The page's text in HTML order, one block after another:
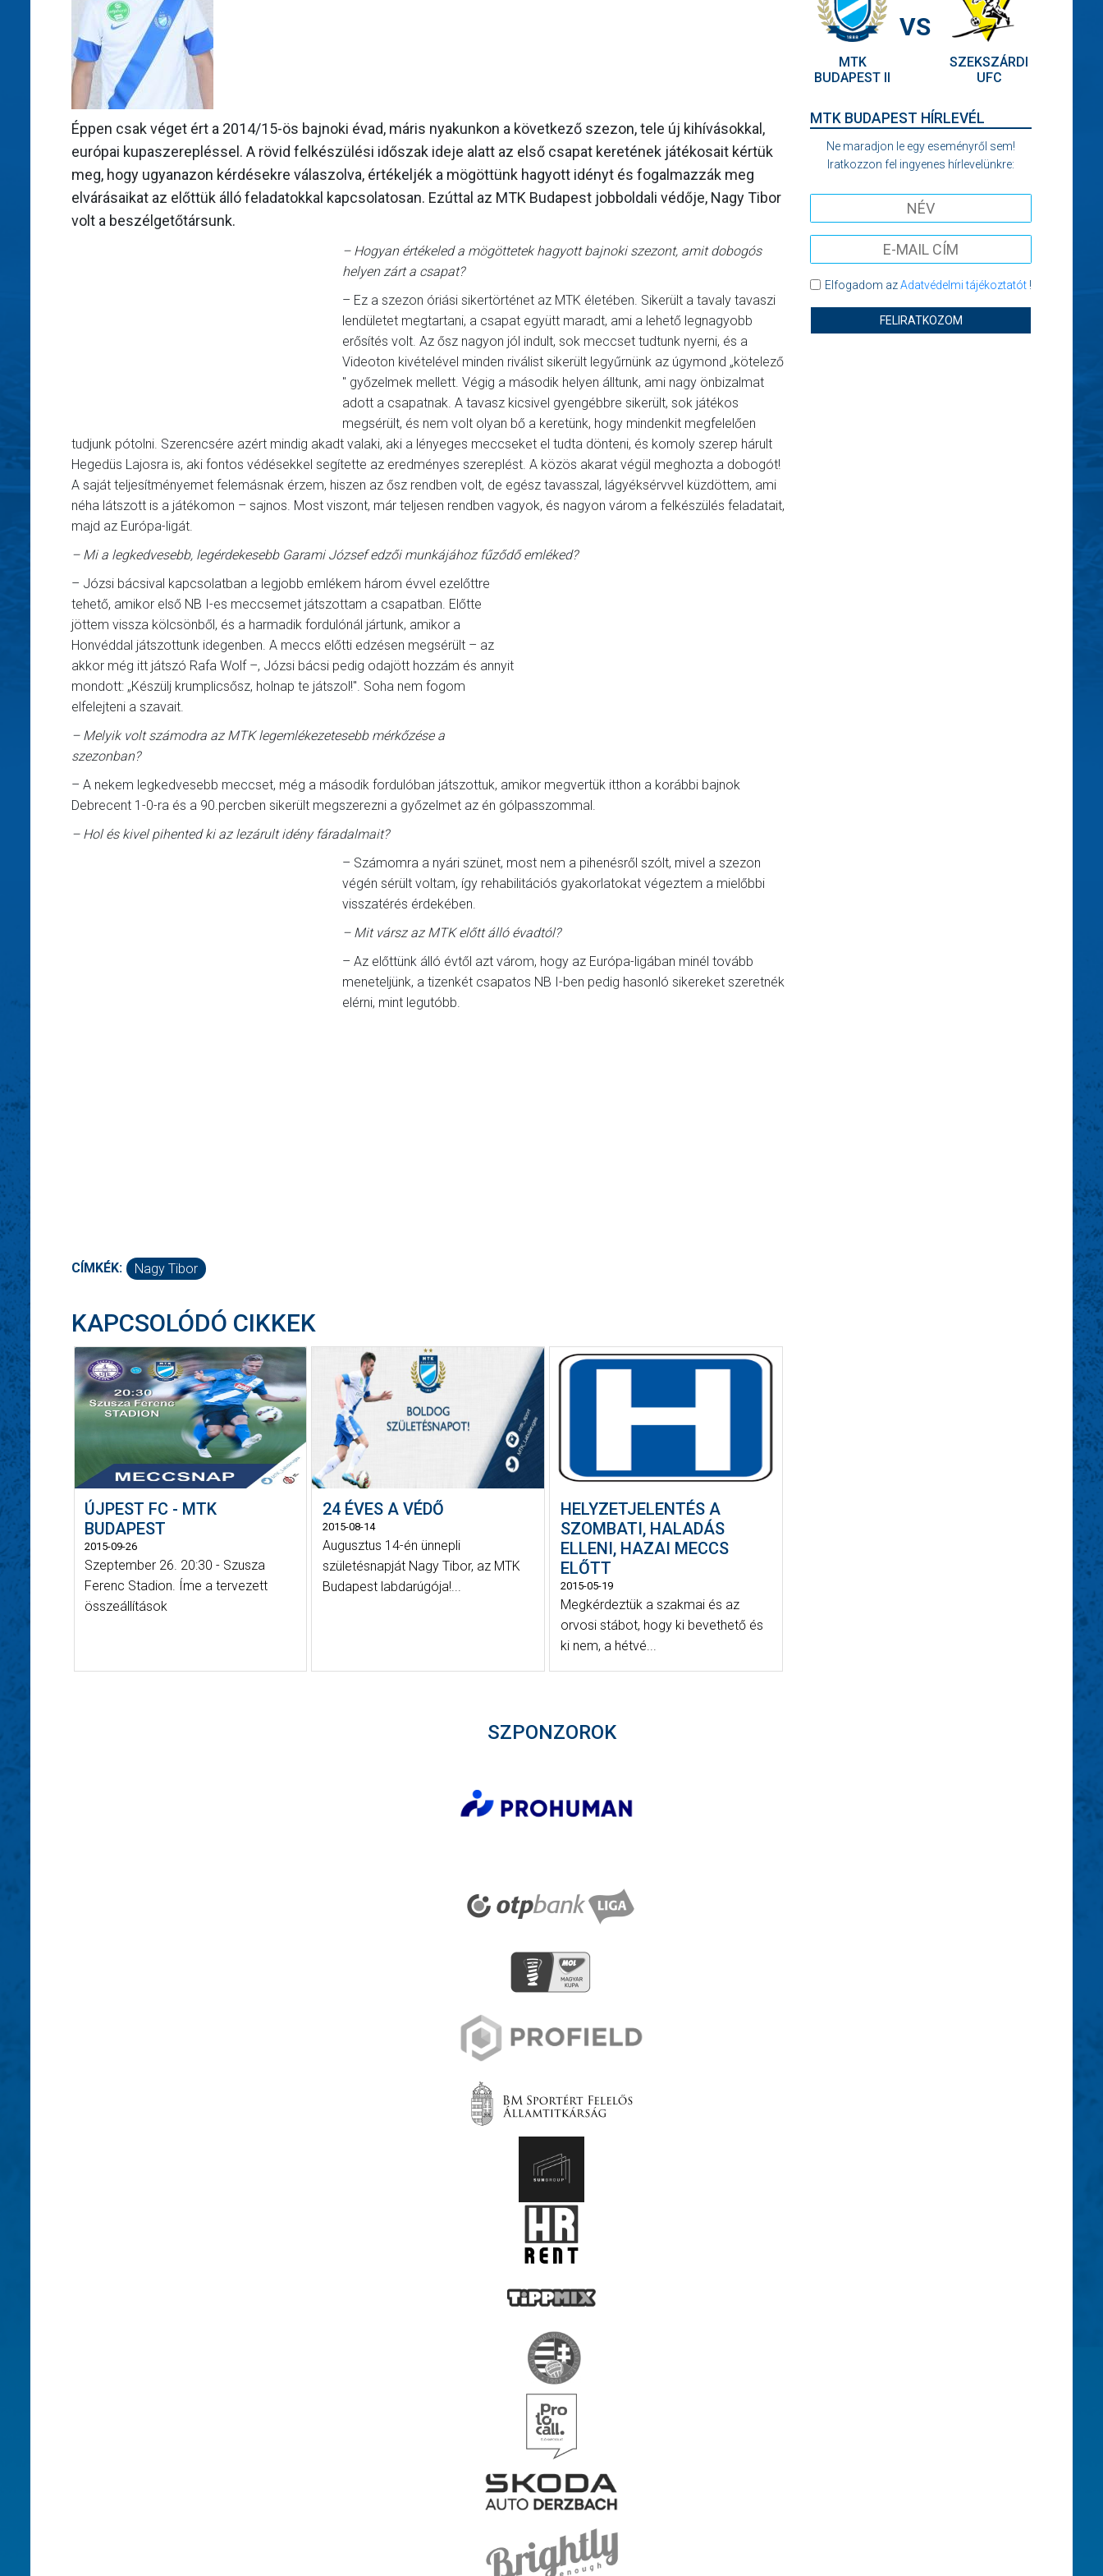
Éppen csak véget ért a 2014/15-ös bajnoki évad, máris nyakunkon a következő szezon, tele új kihívásokkal,
európai kupaszerepléssel. A rövid felkészülési időszak ideje alatt az első csapat keretének játékosait kértük
meg, hogy ugyanazon kérdésekre válaszolva, értékeljék a mögöttünk hagyott idényt és fogalmazzák meg
elvárásaikat az előttük álló feladatokkal kapcsolatosan. Ezúttal az MTK Budapest jobboldali védője, Nagy Tibor
volt a beszélgetőtársunk.
– Hogyan értékeled a mögöttetek hagyott bajnoki szezont, amit dobogós
helyen zárt a csapat?
– Ez a szezon óriási sikertörténet az MTK életében. Sikerült a tavaly tavaszi
lendületet megtartani, a csapat együtt maradt, ami a lehető legnagyobb
erősítés volt. Az ősz nagyon jól indult, sok meccset tudtunk nyerni, és a
Videoton kivételével minden riválist sikerült legyűrnünk az úgymond „kötelező
" győzelmek mellett. Végig a második helyen álltunk, ami nagy önbizalmat
adott a csapatnak. A tavasz kicsivel gyengébbre sikerült, sok játékos
megsérült, és nem volt olyan bő a keretünk, hogy mindenkit megfelelően
tudjunk pótolni. Szerencsére azért mindig akadt valaki, aki a lényeges meccseket el tudta dönteni, és komoly szerep hárult
Hegedüs Lajosra is, aki fontos védésekkel segítette az eredményes szereplést. A közös akarat végül meghozta a dobogót!
A saját teljesítményemet felemásnak érzem, hiszen az ősz rendben volt, de egész tavasszal, lágyéksérvvel küzdöttem, ami
néha látszott is a játékomon – sajnos. Most viszont, már teljesen rendben vagyok, és nagyon várom a felkészülés feladatait,
majd az Európa-ligát.
– Mi a legkedvesebb, legérdekesebb Garami József edzői munkájához fűződő emléked?
– Józsi bácsival kapcsolatban a legjobb emlékem három évvel ezelőttre
tehető, amikor első NB I-es meccsemet játszottam a csapatban. Előtte
jöttem vissza kölcsönből, és a harmadik fordulónál jártunk, amikor a
Honvéddal játszottunk idegenben. A meccs előtti edzésen megsérült – az
akkor még itt játszó Rafa Wolf –, Józsi bácsi pedig odajött hozzám és annyit
mondott: „Készülj krumplicsősz, holnap te játszol!". Soha nem fogom
elfelejteni a szavait.
– Melyik volt számodra az MTK legemlékezetesebb mérkőzése a
szezonban?
– A nekem legkedvesebb meccset, még a második fordulóban játszottuk, amikor megvertük itthon a korábbi bajnok
Debrecent 1-0-ra és a 90.percben sikerült megszerezni a győzelmet az én gólpasszommal.
– Hol és kivel pihented ki az lezárult idény fáradalmait?
– Számomra a nyári szünet, most nem a pihenésről szólt, mivel a szezon
végén sérült voltam, így rehabilitációs gyakorlatokat végeztem a mielőbbi
visszatérés érdekében.
– Mit vársz az MTK előtt álló évadtól?
– Az előttünk álló évtől azt várom, hogy az Európa-ligában minél tovább
meneteljünk, a tizenkét csapatos NB I-ben pedig hasonló sikereket szeretnék
elérni, mint legutóbb.
CÍMKÉK: Nagy Tibor
KAPCSOLÓDÓ CIKKEK
ÚJPEST FC - MTK
BUDAPEST
2015-09-26
Szeptember 26. 20:30 - Szusza
Ferenc Stadion. Íme a tervezett
összeállítások
24 ÉVES A VÉDŐ
2015-08-14
Augusztus 14-én ünnepli
születésnapját Nagy Tibor, az MTK
Budapest labdarúgója!...
HELYZETJELENTÉS A
SZOMBATI, HALADÁS
ELLENI, HAZAI MECCS
ELŐTT
2015-05-19
Megkérdeztük a szakmai és az
orvosi stábot, hogy ki bevethető és
ki nem, a hétvé...
MTK
BUDAPEST II
VS
SZEKSZÁRDI
UFC
MTK BUDAPEST HÍRLEVÉL
Ne maradjon le egy eseményről sem!
Iratkozzon fel ingyenes hírlevelünkre:
Elfogadom azAdatvédelmi tájékoztatót!
FELIRATKOZOM
SZPONZOROK